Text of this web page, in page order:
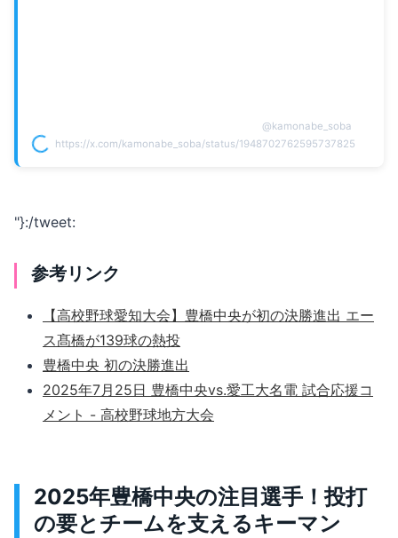
@kamonabe_soba
https://x.com/kamonabe_soba/status/1948702762595737825
"}:/tweet:
参考リンク
【高校野球愛知大会】豊橋中央が初の決勝進出 エー
ス髙橋が139球の熱投
豊橋中央 初の決勝進出
2025年7月25日 豊橋中央vs.愛工大名電 試合応援コ
メント - 高校野球地方大会
2025年豊橋中央の注目選手！投打
の要とチームを支えるキーマン